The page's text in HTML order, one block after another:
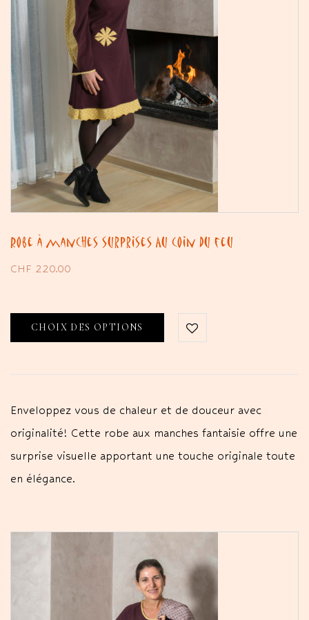
Robe à manches surprises Au coin du feu
CHF 220.00
CHOIX DES OPTIONS
Enveloppez vous de chaleur et de douceur avec
originalité! Cette robe aux manches fantaisie offre une
surprise visuelle apportant une touche originale toute
en élégance.